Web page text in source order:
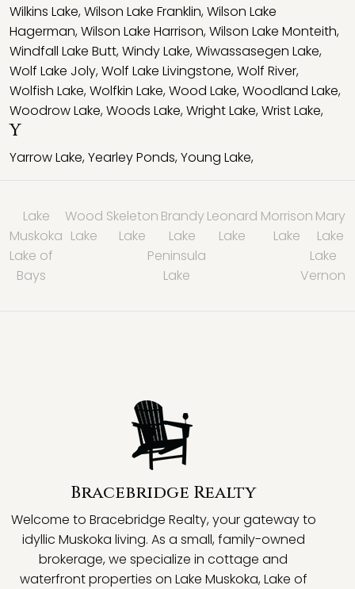
Wilkins Lake,Wilson Lake Franklin,Wilson Lake
Hagerman,Wilson Lake Harrison,Wilson Lake Monteith,
Windfall Lake Butt,Windy Lake,Wiwassasegen Lake,
Wolf Lake Joly,Wolf Lake Livingstone,Wolf River,
Wolfish Lake,Wolfkin Lake,Wood Lake,Woodland Lake,
Woodrow Lake,Woods Lake,Wright Lake,Wrist Lake,
Y
Yarrow Lake,Yearley Ponds,Young Lake,
Lake
Muskoka
Wood
Lake
Skeleton
Lake
Brandy
Lake
Leonard
Lake
Morrison
Lake
Mary
Lake
Lake of
Bays
Peninsula
Lake
Lake
Vernon
Bracebridge Realty
Welcome to Bracebridge Realty, your gateway to
idyllic Muskoka living. As a small, family-owned
brokerage, we specialize in cottage and
waterfront properties on Lake Muskoka, Lake of